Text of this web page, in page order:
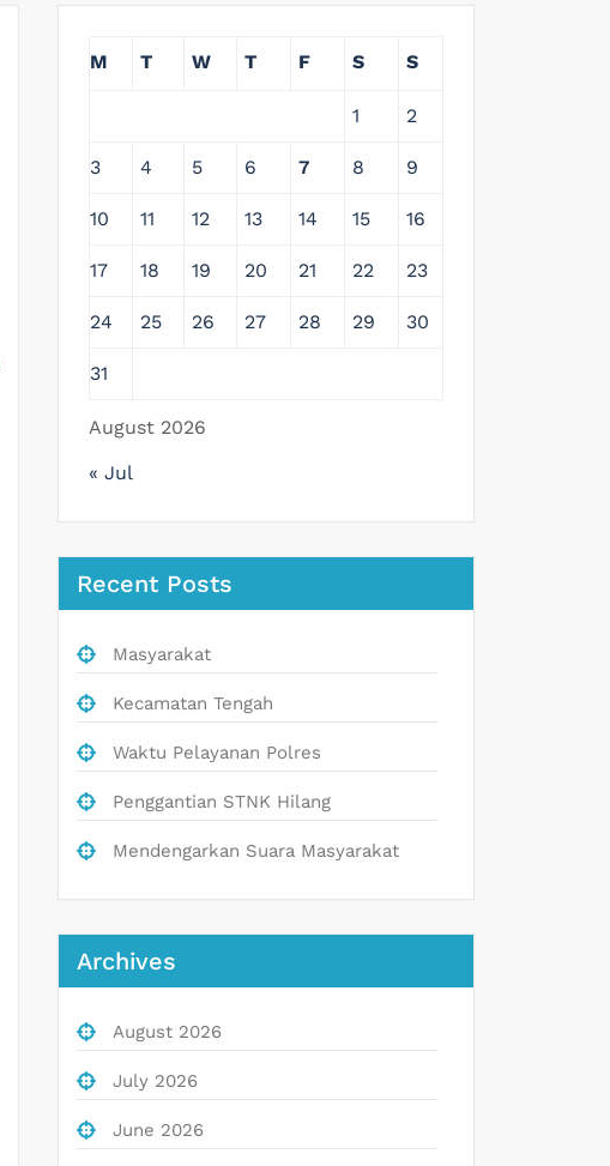
August 2026
M T W T F S S
1 2
3 4 5 6 7 8 9
10 11 12 13 14 15 16
17 18 19 20 21 22 23
24 25 26 27 28 29 30
31
« Jul
Recent Posts
Masyarakat
Kecamatan Tengah
Waktu Pelayanan Polres
Penggantian STNK Hilang
Mendengarkan Suara Masyarakat
Archives
August 2026
July 2026
June 2026